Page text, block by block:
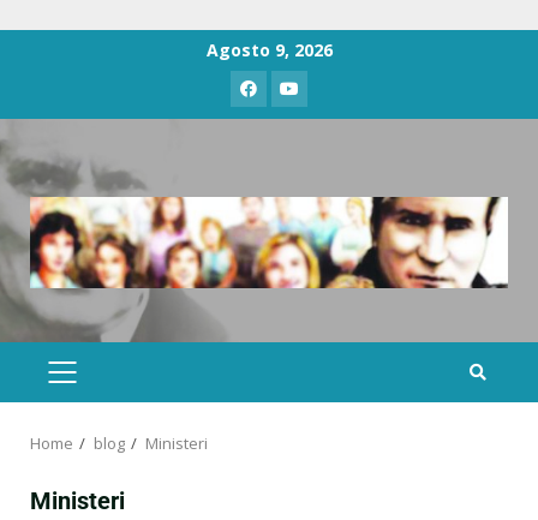
Agosto 9, 2026
Home blog Ministeri
Ministeri